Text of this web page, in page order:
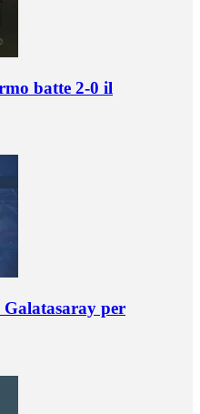
batte 2-0 il
Galatasaray per